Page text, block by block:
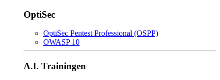
OptiSec
OptiSec Pentest Professional (OSPP)
OWASP 10
A.I. Trainingen